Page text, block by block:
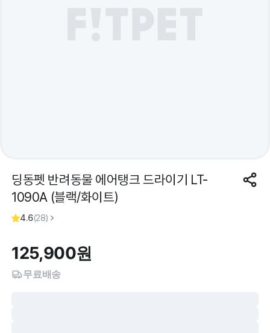
딩동펫 반려동물 에어탱크 드라이기 LT-
1090A (블랙/화이트)
4.6(28)
125,900원
무료배송